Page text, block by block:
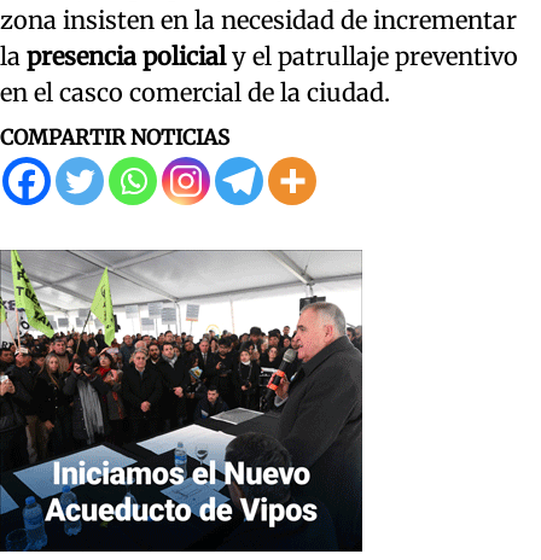
zona insisten en la necesidad de incrementar
la presencia policialy el patrullaje preventivo
en el casco comercial de la ciudad.
COMPARTIR NOTICIAS